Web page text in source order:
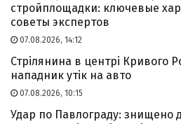
стройплощадки: ключевые
советы экспертов
07.08.2026, 14:12
Стрілянина в центрі Кривого
нападник утік на авто
07.08.2026, 10:15
Удар по Павлограду: знищено